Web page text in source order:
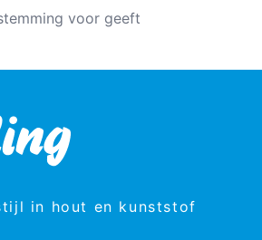
voor geeft
in hout en kunststof